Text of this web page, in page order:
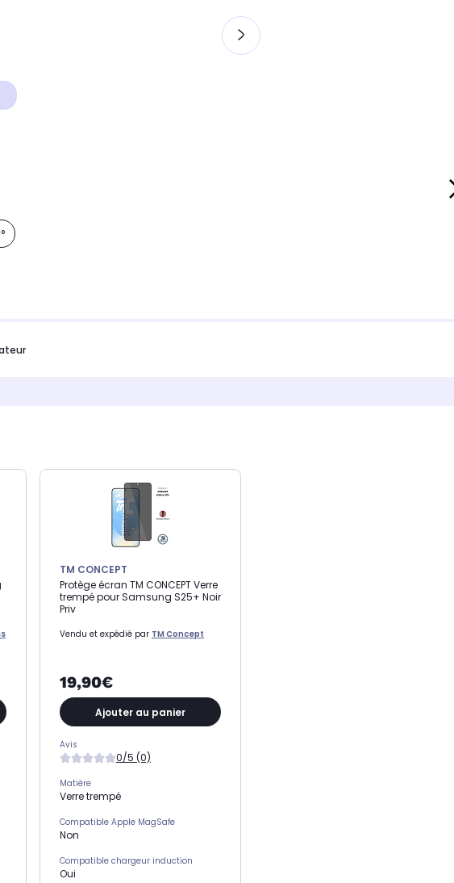
TM CONCEPT
Protège écran TM CONCEPT Verre
trempé pour Samsung S25+ Noir
Priv
Vendu et expédié par TM Concept
19,90€
Ajouter au panier
Avis
0/5 (0)
Matière
Verre trempé
Compatible Apple MagSafe
Non
Compatible chargeur induction
Oui